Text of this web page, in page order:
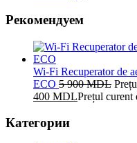
Рекомендуем
Wi-Fi Recuperator de
ECO 5 900MDL
400 MDLPrețul curent
Категории